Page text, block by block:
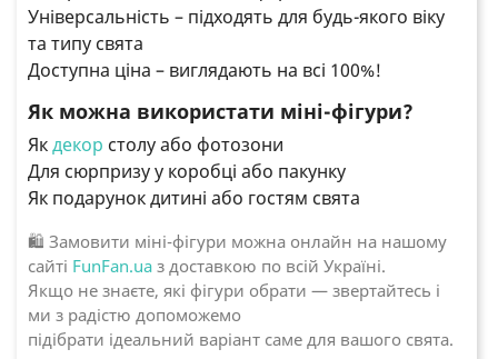
Універсальність – підходять для будь-якого віку
та типу свята
Доступна ціна – виглядають на всі 100%!
Як можна використати міні-фігури?
Якдекор столу або фотозони
Для сюрпризу у коробці або пакунку
Як подарунок дитині або гостям свята
🛍 Замовити міні-фігури можна онлайн на нашому
сайті FunFan.ua з доставкою по всій Україні.
Якщо не знаєте, які фігури обрати — звертайтесь і
ми з радістю допоможемо
підібрати ідеальний варіант саме для вашого свята.